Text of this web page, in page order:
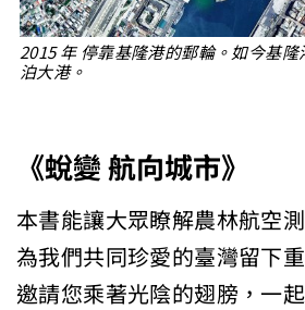
2015 年 停靠基隆港的郵輪。如今基
泊大港。
《蛻變 航向城市》
本書能讓大眾瞭解農林航空
為我們共同珍愛的臺灣留下
邀請您乘著光陰的翅膀，一